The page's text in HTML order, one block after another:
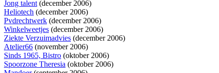
Jong talent(december 2006)
Heliotech (december 2006)
Pvdrechtwerk (december 2006)
Winkelweetjes (december 2006)
Ziekte Verzuimadvies (december 2006)
Atelier66 (november 2006)
Sinds 1965, Bistro (oktober 2006)
Spoorzone Theresia (oktober 2006)